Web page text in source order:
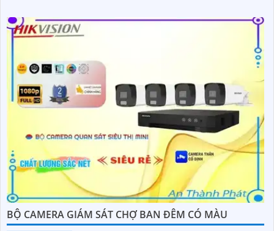
BỘ CAMERA GIÁM SÁT CHỢ BAN ĐÊM CÓ MÀU